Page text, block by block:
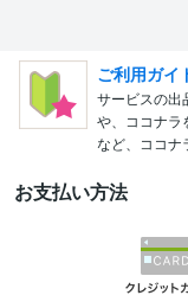
ご利用ガイ
サービスの出
や、ココナラ
など、ココナ
お支払い方法